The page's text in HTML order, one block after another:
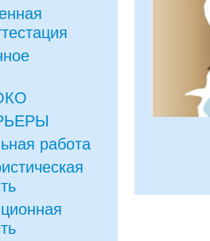
работа